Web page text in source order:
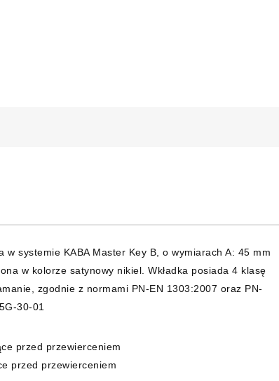
w systemie KABA Master Key B, o wymiarach A: 45 mm
w kolorze satynowy nikiel. Wkładka posiada 4 klasę
zgodnie z normami PN-EN 1303:2007 oraz PN-
30-01
przed przewierceniem
przed przewierceniem